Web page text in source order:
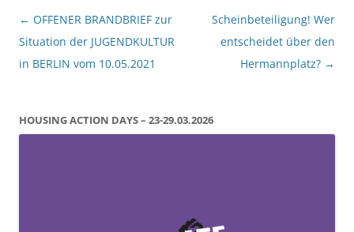
Beitragsnavigation
← OFFENER BRANDBRIEF zur
Situation der JUGENDKULTUR
in BERLIN vom 10.05.2021
Scheinbeteiligung! Wer
entscheidet über den
Hermannplatz? →
HOUSING ACTION DAYS – 23-29.03.2026